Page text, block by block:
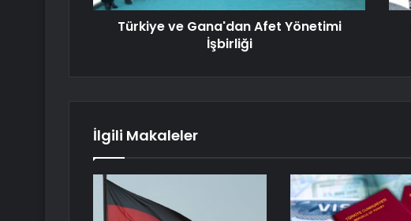
Türkiye ve Gana'dan Afet Yönetimi
İşbirliği
İlgili Makaleler